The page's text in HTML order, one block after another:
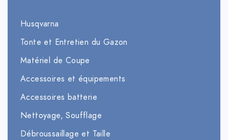
Husqvarna
Tonte et Entretien du Gazon
Matériel de Coupe
Accessoires et équipements
Accessoires batterie
Nettoyage, Soufflage
Débroussaillage et Taille